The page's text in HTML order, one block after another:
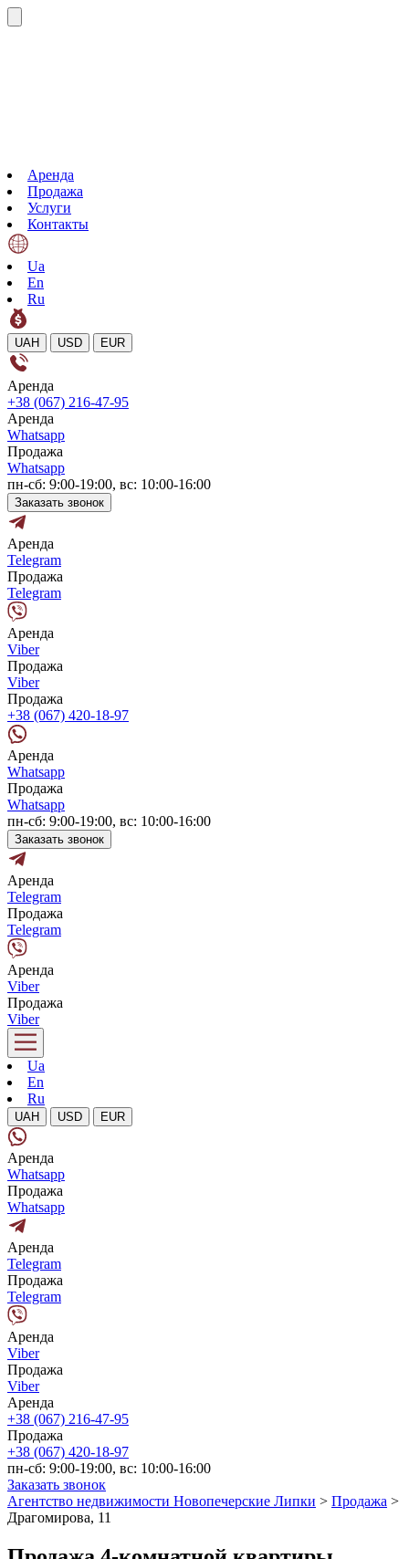
Аренда
Продажа
Услуги
Контакты
Ua
En
Ru
UAH USD EUR
Аренда
+38 (067) 216-47-95
Аренда
Whatsapp
Продажа
Whatsapp
пн-сб: 9:00-19:00, вс: 10:00-16:00
Заказать звонок
Аренда
Telegram
Продажа
Telegram
Аренда
Viber
Продажа
Viber
Продажа
+38 (067) 420-18-97
Аренда
Whatsapp
Продажа
Whatsapp
пн-сб: 9:00-19:00, вс: 10:00-16:00
Заказать звонок
Аренда
Telegram
Продажа
Telegram
Аренда
Viber
Продажа
Viber
Ua
En
Ru
UAH USD EUR
Аренда
Whatsapp
Продажа
Whatsapp
Аренда
Telegram
Продажа
Telegram
Аренда
Viber
Продажа
Viber
Аренда
+38 (067) 216-47-95
Продажа
+38 (067) 420-18-97
пн-сб: 9:00-19:00, вс: 10:00-16:00
Заказать звонок
Агентство недвижимости Новопечерские Липки > Продажа >
Драгомирова, 11